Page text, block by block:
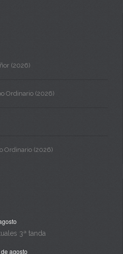
(2026)
Ordinario (2026)
Ordinario (2026)
3ª tanda
agosto